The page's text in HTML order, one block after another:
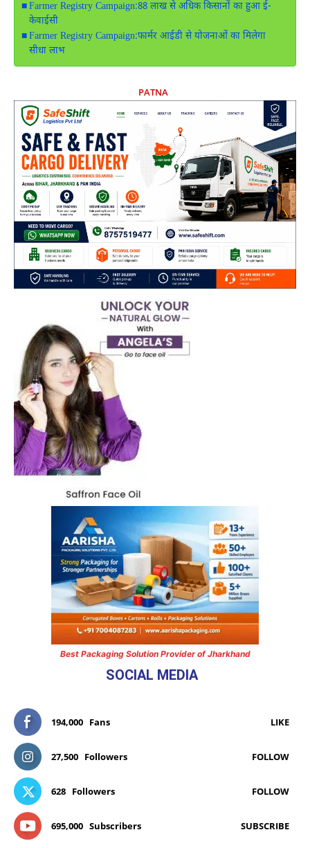
Farmer Registry Campaign:88 लाख से अधिक किसानों का हुआ ई-
केवाईसी
Farmer Registry Campaign:फार्मर आईडी से योजनाओं का मिलेगा
सीधा लाभ
PATNA
Best Packaging Solution Provider of Jharkhand
SOCIAL MEDIA
194,000 Fans LIKE
27,500 Followers FOLLOW
628 Followers FOLLOW
695,000 Subscribers SUBSCRIBE